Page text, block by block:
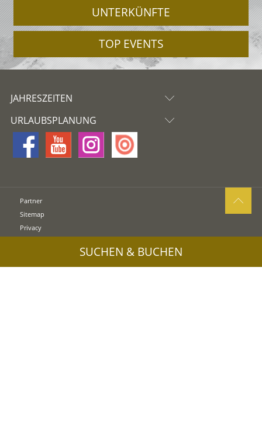
UNTERKÜNFTE
TOP EVENTS
JAHRESZEITEN
URLAUBSPLANUNG
Partner
Sitemap
Privacy
UID: IT02745550216
SUCHEN & BUCHEN